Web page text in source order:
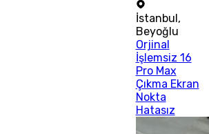
İstanbul ,
Beyoğlu
Orjinal
İşlemsiz 16
Pro Max
Çıkma Ekran
Nokta
Hatasız